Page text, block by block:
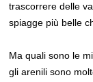
trascorrere delle
spiagge più belle
Ma quali sono le
gli arenili sono